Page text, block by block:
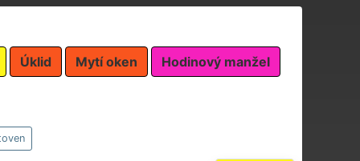
Úklid Mytí oken Hodinový manžel